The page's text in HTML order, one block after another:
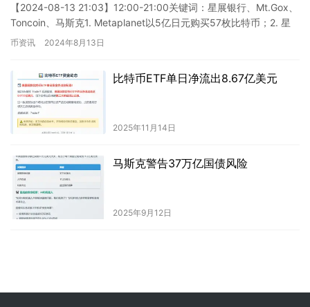
【2024-08-13 21:03】12:00-21:00关键词：星展银行、Mt.Gox、
Toncoin、马斯克1. Metaplanet以5亿日元购买57枚比特币；2. 星
展银行…
币资讯 2024年8月13日
比特币ETF单日净流出8.67亿美元
2025年11月14日
马斯克警告37万亿国债风险
2025年9月12日